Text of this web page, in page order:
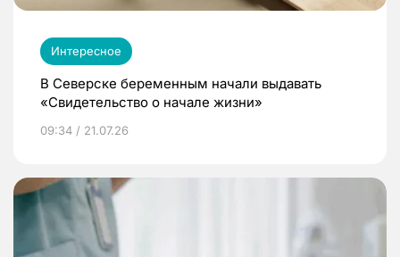
Интересное
В Северске беременным начали выдавать
«Свидетельство о начале жизни»
09:34 / 21.07.26